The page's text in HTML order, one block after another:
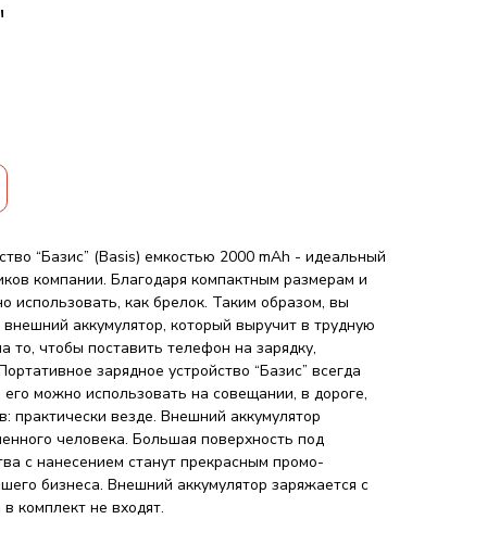
“Базис” (Basis) емкостью 2000 mAh - идеальный
компании. Благодаря компактным размерам и
использовать, как брелок. Таким образом, вы
аккумулятор, который выручит в трудную
то, чтобы поставить телефон на зарядку,
зарядное устройство “Базис” всегда
его можно использовать на совещании, в дороге,
практически везде. Внешний аккумулятор
человека. Большая поверхность под
с нанесением станут прекрасным промо-
бизнеса. Внешний аккумулятор заряжается с
комплект не входят.